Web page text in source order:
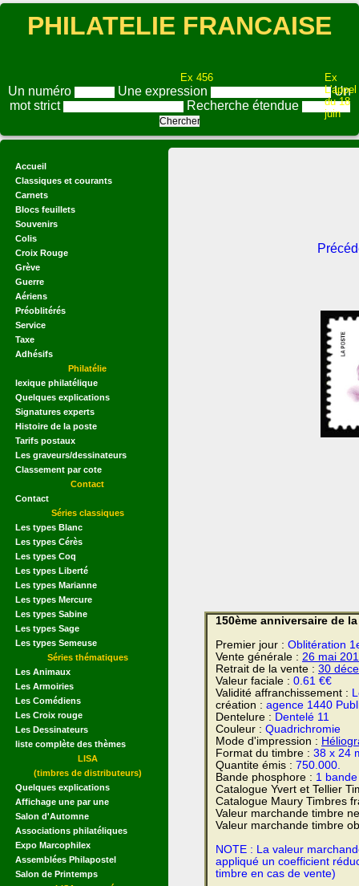
PHILATELIE FRANCAISE
Ex 456
Ex
L'appel
du 18
juin
Un numéro Une expression
Un
mot strict
Recherche étendue
Accueil
Classiques et courants
Carnets
Blocs feuillets
Souvenirs
Colis
Croix Rouge
Grève
Guerre
Aériens
Préoblitérés
Service
Taxe
Adhésifs
Philatélie
lexique philatélique
Quelques explications
Signatures experts
Histoire de la poste
Tarifs postaux
Les graveurs/dessinateurs
Classement par cote
Contact
Contact
Séries classiques
Les types Blanc
Les types Cérès
Les types Coq
Les types Liberté
Les types Marianne
Les types Mercure
Les types Sabine
Les types Sage
Les types Semeuse
Séries thématiques
Les Animaux
Les Armoiries
Les Comédiens
Les Croix rouge
Les Dessinateurs
liste complète des thèmes
LISA
(timbres de distributeurs)
Quelques explications
Affichage une par une
Salon d'Automne
Associations philatéliques
Expo Marcophilex
Assemblées Philapostel
Salon de Printemps
150ème anniversaire de
Premier jour : Oblitération
Vente générale : 26 mai
Retrait de la vente : 30
Valeur faciale : 0.61 €€
Validité affranchissement :
création : agence 1440
Dentelure : Dentelé 11
Couleur : Quadrichromie
Mode d'impression :
Format du timbre : 38 x 24
Quantite émis : 750.000.
Bande phosphore : 1
Catalogue Yvert et Tellier
Catalogue Maury Timbres
Valeur marchande timbre
Valeur marchande timbre
NOTE : La valeur
appliqué un coefficient
timbre en cas de vente)